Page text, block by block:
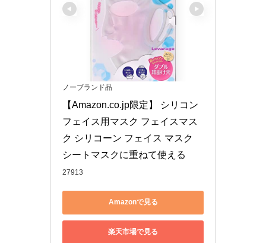
ノーブランド品
【Amazon.co.jp限定】 シリコン
フェイス用マスク フェイスマス
ク シリコーン フェイス マスク
シートマスクに重ねて使える
27913
Amazonで見る
楽天市場で見る